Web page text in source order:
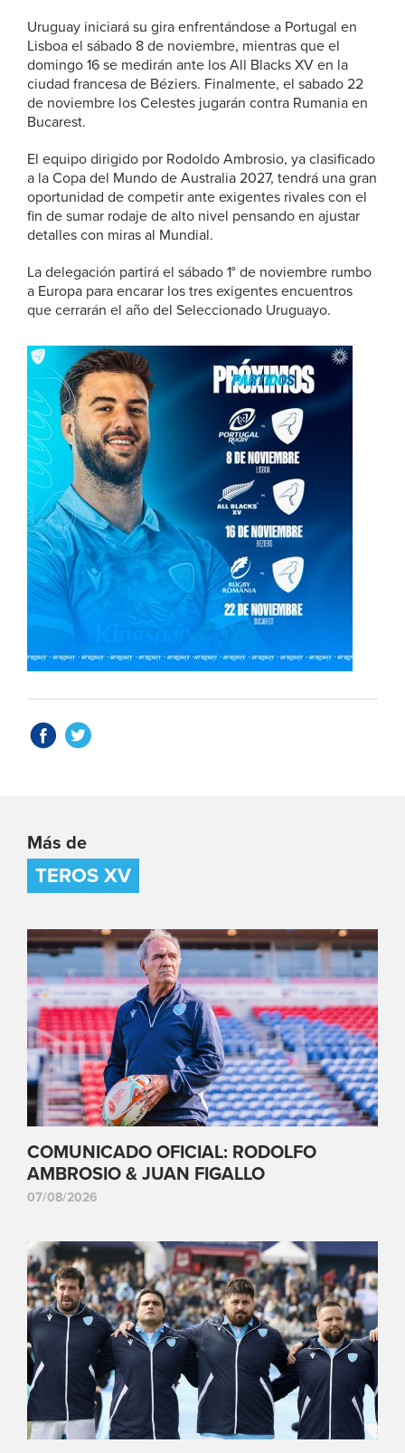
Uruguay iniciará su gira enfrentándose a Portugal en
Lisboa el sábado 8 de noviembre, mientras que el
domingo 16 se medirán ante los All Blacks XV en la
ciudad francesa de Béziers. Finalmente, el sabado 22
de noviembre los Celestes jugarán contra Rumania en
Bucarest.
El equipo dirigido por Rodoldo Ambrosio, ya clasificado
a la Copa del Mundo de Australia 2027, tendrá una gran
oportunidad de competir ante exigentes rivales con el
fin de sumar rodaje de alto nivel pensando en ajustar
detalles con miras al Mundial.
La delegación partirá el sábado 1° de noviembre rumbo
a Europa para encarar los tres exigentes encuentros
que cerrarán el año del Seleccionado Uruguayo.
Más de
TEROS XV
COMUNICADO OFICIAL: RODOLFO
AMBROSIO & JUAN FIGALLO
07/08/2026